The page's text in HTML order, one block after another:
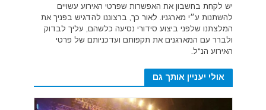
יש לקחת בחשבון את האפשרות שפרטי האירוע עשויים
להשתנות ע״י מארגניו. לאור כך, ברצוננו להדגיש בפניך את
המלצתנו שלפני ביצוע סידורי נסיעה כלשהם, עליך לבדוק
ולברר עם המארגנים את תקפותם ועדכניותם של פרטי
האירוע הנ"ל.
אולי יעניין אותך גם